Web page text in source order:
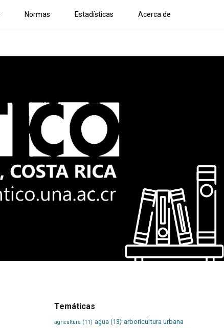
Normas Estadísticas Acerca de
Temáticas
agricultura (11) agua (13) arboricultura urbana